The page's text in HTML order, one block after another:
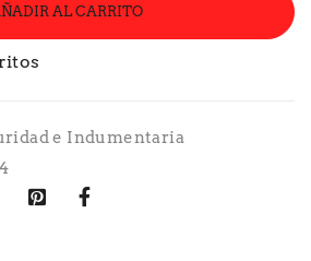
AL CARRITO
e Indumentaria